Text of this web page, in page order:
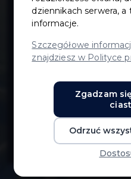
dziennikach serwera,
informacje.
Szczegółowe
znajdziesz w Polityce
Zgadzam
Odrzuć